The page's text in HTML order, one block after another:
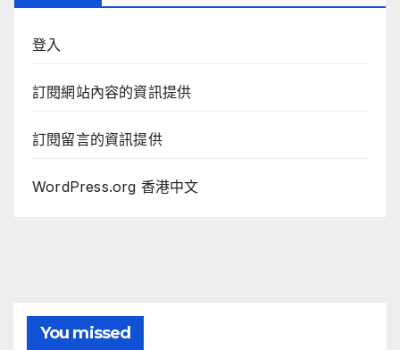
登入
訂閱網站內容的資訊提供
訂閱留言的資訊提供
WordPress.org 香港中文
You missed